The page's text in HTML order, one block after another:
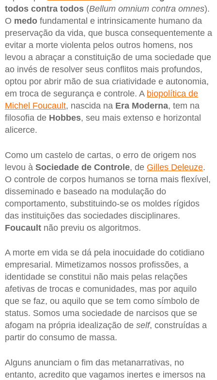
todos contra todos (Bellum omnium contra omnes).
O medo fundamental e intrinsicamente humano da
preservação da vida, que busca consequentemente a
evitar a morte violenta pelos outros homens, nos
levou a abraçar a constituição de uma sociedade que
ao invés de resolver seus conflitos mais profundos,
optou por abrir mão de sua criatividade e autonomia,
em troca de segurança e controle. A biopolítica de
Michel Foucault, nascida na Era Moderna, tem na
filosofia de Hobbes, seu mais extenso e horizontal
alicerce.
Como um castelo de cartas, o erro de origem nos
levou à Sociedade de Controle, de Gilles Deleuze.
O controle de corpos humanos se torna mais flexível,
disseminado e baseado na modulação do
comportamento, substituindo-se os moldes rígidos
das instituições das sociedades disciplinares.
Foucault não previu os algoritmos.
A morte em vida se dá pela inocuidade do cotidiano
empresarial. Mimetizamos nossos profissões, a
identidade se constitui não mais pelas relações
afetivas de trocas e comunidades, mas por aquilo
que se faz, ou aquilo que se tem como símbolo de
status. Somos uma sociedade de narcisos que se
afogam na própria idealização de self, construídas a
partir do consumo de massa.
Alguns anunciam o fim das metanarrativas, no
entanto, acredito que vagamos inertes e imersos na